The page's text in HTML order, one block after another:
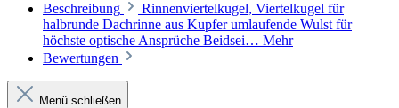
Beschreibung
Rinnenviertelkugel, Viertelkugel für
halbrunde Dachrinne aus Kupfer umlaufende Wulst für
höchste optische Ansprüche Beidsei… Mehr
Bewertungen
Menü schließen